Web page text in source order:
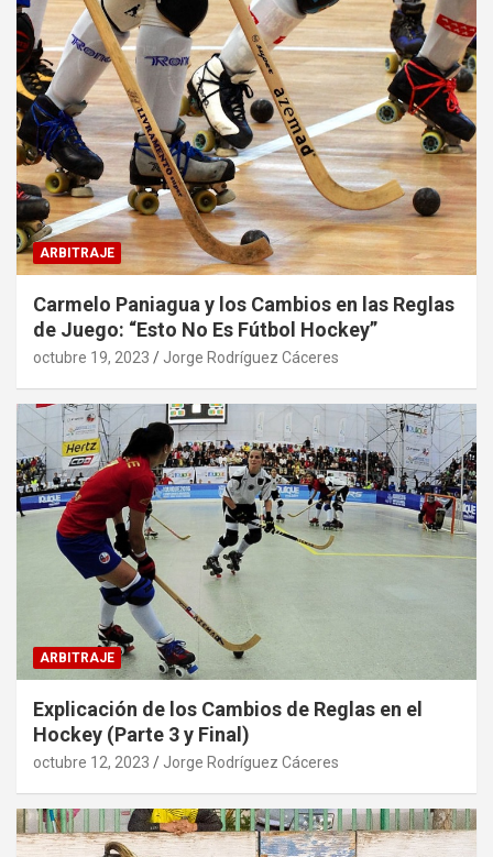
ARBITRAJE
Carmelo Paniagua y los Cambios en las Reglas
de Juego: “Esto No Es Fútbol Hockey”
octubre 19, 2023 Jorge Rodríguez Cáceres
ARBITRAJE
Explicación de los Cambios de Reglas en el
Hockey (Parte 3 y Final)
octubre 12, 2023 Jorge Rodríguez Cáceres